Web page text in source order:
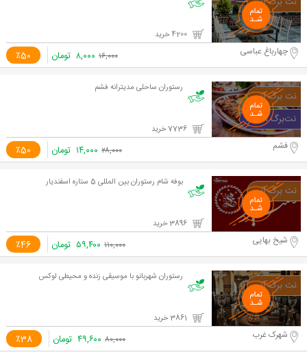
٪50 چهارباغ عباسی ۱۶,۰۰۰ ۸,۰۰۰ تومان
رستوران ساحلی مدیترانه فشم
٪50 فشم ۲۸,۰۰۰ ۱۴,۰۰۰ تومان
بوفه شام رستوران بین المللی 5 ستاره اسفندیار
٪46 شیخ بهایی ۱۱۰,۰۰۰ ۵۹,۴۰۰ تومان
رستوران شهربانو با موسیقی زنده و محیطی لوکس
٪38 شهرک غرب ۸۰,۰۰۰ ۴۹,۶۰۰ تومان